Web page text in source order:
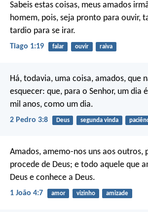
Sabeis estas coisas, meus amados
homem, pois, seja pronto para ouvir,
tardio para se irar.
Tiago 1:19 falar ouvir raiva
Há, todavia, uma coisa, amados, que
esquecer: que, para o Senhor, um dia
mil anos, como um dia.
2 Pedro 3:8 Deus segunda vinda
Amados, amemo-nos uns aos outros,
procede de Deus; e todo aquele que
Deus e conhece a Deus.
1 João 4:7 amor vizinho amizade